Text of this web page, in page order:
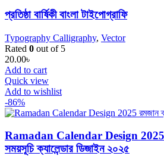
প্রতিষ্ঠা বার্ষিকী বাংলা টাইপোগ্রাফি
Typography Calligraphy, Vector
Rated 0 out of 5
20.00৳
Add to cart
Quick view
Add to wishlist
-86%
Ramadan Calendar Design 2025
সময়সূচি ক্যালেন্ডার ডিজাইন ২০২৫